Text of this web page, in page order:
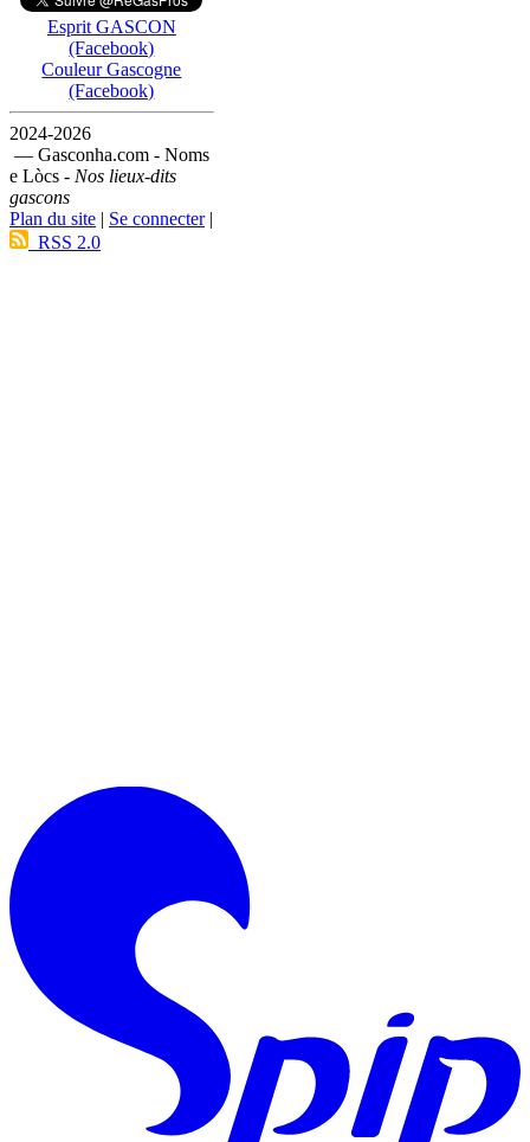
Esprit GASCON
(Facebook)
Couleur Gascogne
(Facebook)
2024-2026
— Gasconha.com - Noms
e Lòcs - Nos lieux-dits
gascons
Plan du site | Se connecter|
RSS 2.0